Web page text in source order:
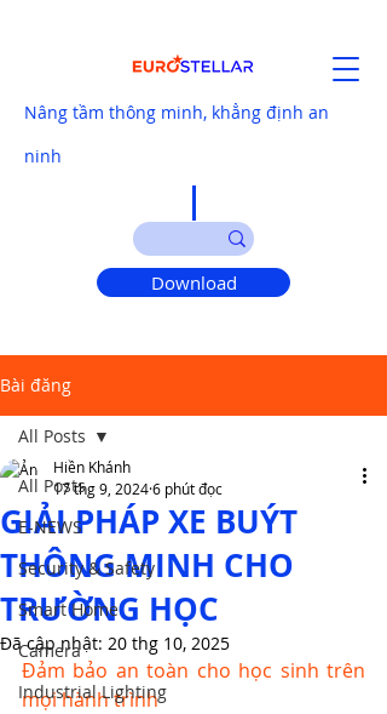
Nâng tầm thông minh, khẳng định an
ninh
Download
Bài đăng
All Posts
E-NEWS
Security & Safety
Smart Home
Camera
Industrial Lighting
All Posts
GIẢI PHÁP XE BUÝT
THÔNG MINH CHO
TRƯỜNG HỌC
Hiền Khánh
17 thg 9, 20246 phút đọc
Đã cập nhật: 20 thg 10, 2025
Đảm bảo an toàn cho học sinh trên
mọi hành trình